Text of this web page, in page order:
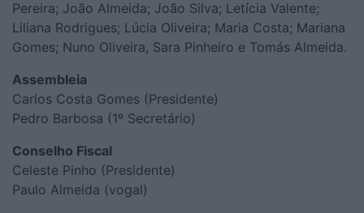
Pereira; João Almeida; João Silva; Letícia Valente;
Liliana Rodrigues; Lúcia Oliveira; Maria Costa; Mariana
Gomes; Nuno Oliveira, Sara Pinheiro e Tomás Almeida.
Assembleia
Carlos Costa Gomes (Presidente)
Pedro Barbosa (1º Secretário)
Conselho Fiscal
Celeste Pinho (Presidente)
Paulo Almeida (vogal)